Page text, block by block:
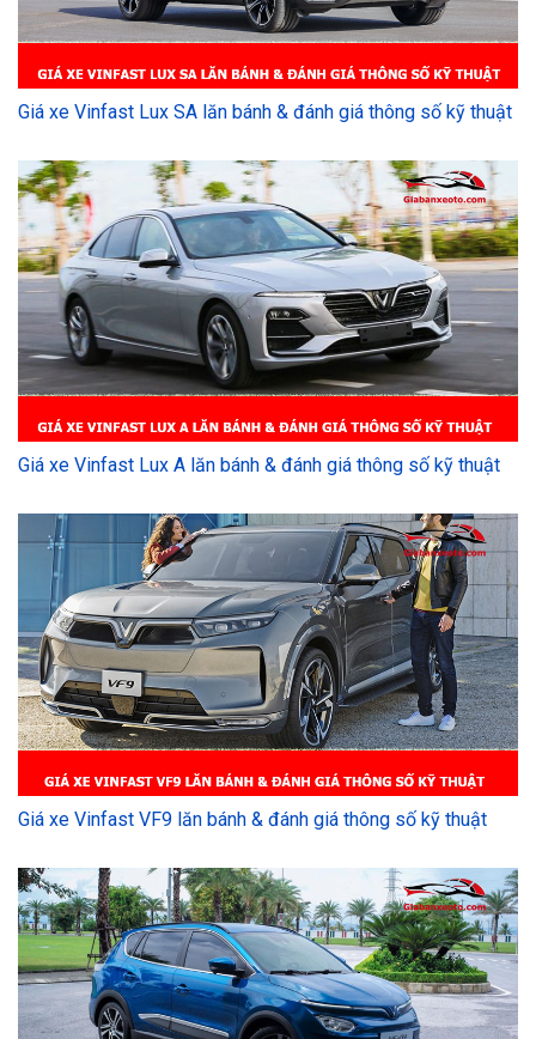
Giá xe Vinfast Lux SA lăn bánh & đánh giá thông số kỹ thuật
Giá xe Vinfast Lux A lăn bánh & đánh giá thông số kỹ thuật
Giá xe Vinfast VF9 lăn bánh & đánh giá thông số kỹ thuật